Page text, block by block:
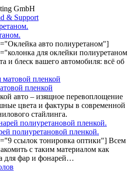
GmbH
& Support
авто полиуретаном"]
для оклейки полиуретаном
и блеск вашего автомобиля: всё об
пленкой
авто – изящное перевоплощение
цвета и фактуры в современной
стайлинга.
полиуретановой пленкой.
ссылок тонировка оптики"] Всем
с таким материалом как
для фар и фонарей…